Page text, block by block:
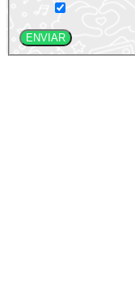
ENVIAR